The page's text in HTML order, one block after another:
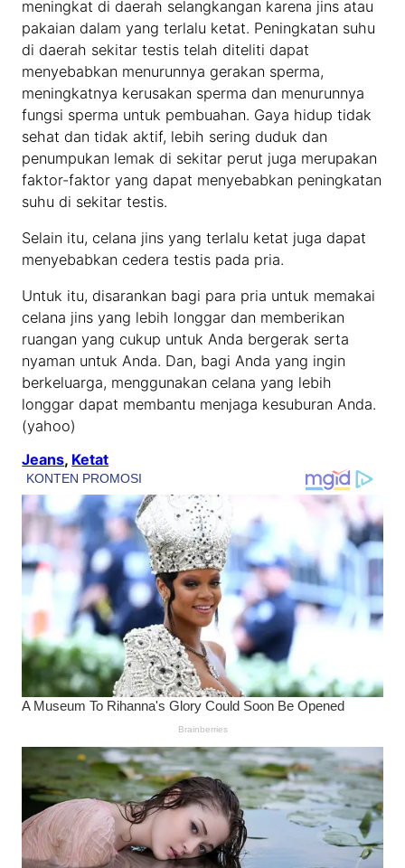
meningkat di daerah selangkangan karena jins atau
pakaian dalam yang terlalu ketat. Peningkatan suhu
di daerah sekitar testis telah diteliti dapat
menyebabkan menurunnya gerakan sperma,
meningkatnya kerusakan sperma dan menurunnya
fungsi sperma untuk pembuahan. Gaya hidup tidak
sehat dan tidak aktif, lebih sering duduk dan
penumpukan lemak di sekitar perut juga merupakan
faktor-faktor yang dapat menyebabkan peningkatan
suhu di sekitar testis.
Selain itu, celana jins yang terlalu ketat juga dapat
menyebabkan cedera testis pada pria.
Untuk itu, disarankan bagi para pria untuk memakai
celana jins yang lebih longgar dan memberikan
ruangan yang cukup untuk Anda bergerak serta
nyaman untuk Anda. Dan, bagi Anda yang ingin
berkeluarga, menggunakan celana yang lebih
longgar dapat membantu menjaga kesuburan Anda.
(yahoo)
Jeans, Ketat